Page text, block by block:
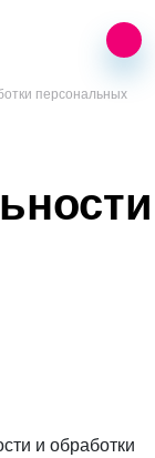
персональных
и обработки